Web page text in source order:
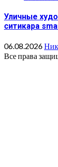
Уличные
ситикара
06.08.2026
Все права